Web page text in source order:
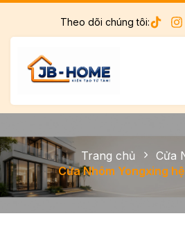
Theo dõi chúng tôi:
Trang chủ
Cửa
Cửa Nhôm Yongxing